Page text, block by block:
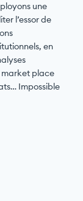
une
l’essor de
en
market place
Impossible